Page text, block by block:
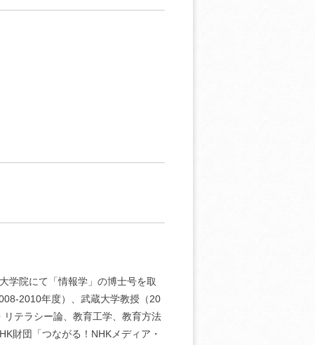
学院にて「情報学」の博士号を取
2010年度）、武蔵大学教授（20
テラシー論、教育工学、教育方法
財団「つながる！NHKメディア・